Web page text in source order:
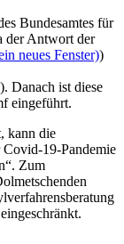
Bundesamtes für
der Antwort der
neues Fenster))
). Danach ist diese
eingeführt.
kann die
19-Pandemie
Zum